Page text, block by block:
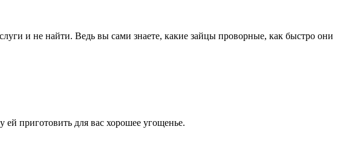
и не найти. Ведь вы сами знаете, какие зайцы проворные, как быстро они
приготовить для вас хорошее угощенье.